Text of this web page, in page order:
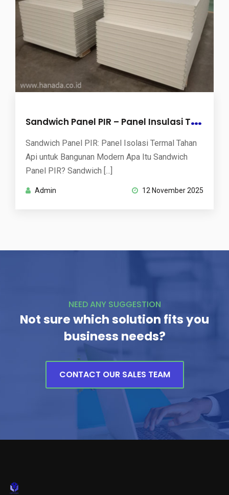
S
andwich Panel PIR – Panel Insulasi Tahan Api & Efisien Energi | PT. Hanada Mitra Sarana
Sandwich Panel PIR: Panel Isolasi Termal Tahan
Api untuk Bangunan Modern Apa Itu Sandwich
Panel PIR? Sandwich [...]
Admin 12 November 2025
NEED ANY SUGGESTION
Not sure which solution fits you
business needs?
CONTACT OUR SALES TEAM